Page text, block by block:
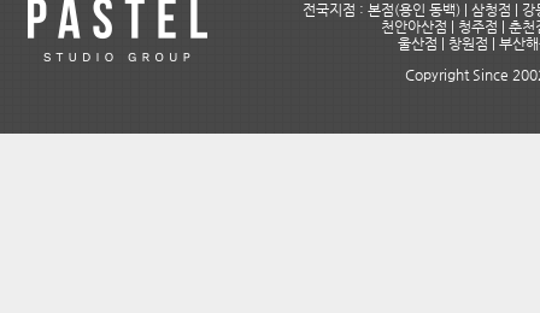
전국지점 : 본점(용인 동백) | 삼청점 |
천안아산점 | 청주점 | 춘
울산점 | 창원점 | 부산
Copyright Since